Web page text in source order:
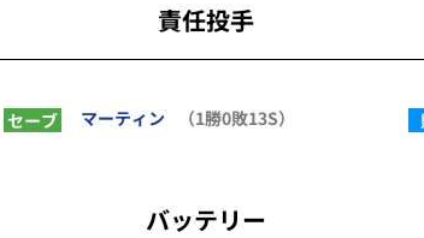
責任投手
セーブ マーティン （1勝0敗13S）
バッテリー